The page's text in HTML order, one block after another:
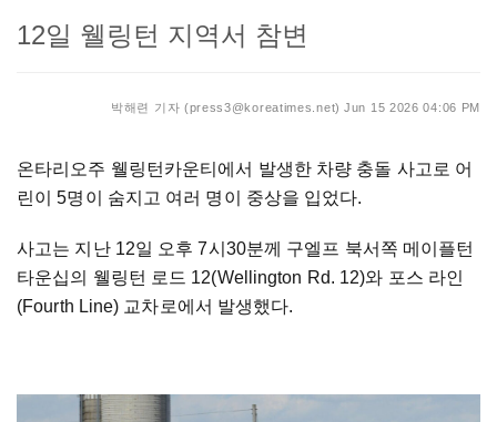
12일 웰링턴 지역서 참변
박해련 기자 (press3@koreatimes.net) Jun 15 2026 04:06 PM
온타리오주 웰링턴카운티에서 발생한 차량 충돌 사고로 어
린이 5명이 숨지고 여러 명이 중상을 입었다.
사고는 지난 12일 오후 7시30분께 구엘프 북서쪽 메이플턴
타운십의 웰링턴 로드 12(Wellington Rd. 12)와 포스 라인
(Fourth Line) 교차로에서 발생했다.